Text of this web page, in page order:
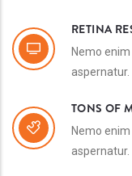
RETINA
Nemo
aspernatur.
TONS OF
Nemo
aspernatur.